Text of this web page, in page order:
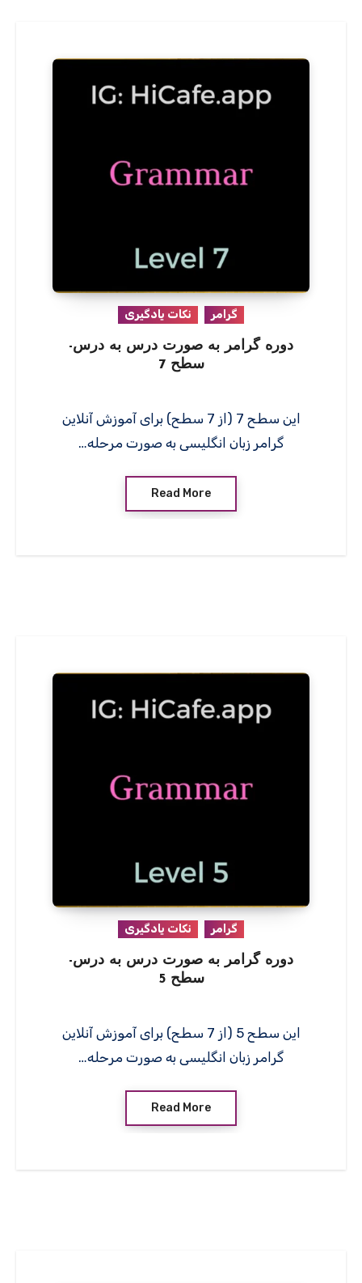
گرامر نکات یادگیری
دوره گرامر به صورت درس به درس-
سطح 7
این سطح 7 (از 7 سطح) برای آموزش آنلاین
گرامر زبان انگلیسی به صورت مرحله…
Read More
گرامر نکات یادگیری
دوره گرامر به صورت درس به درس-
سطح 5
این سطح 5 (از 7 سطح) برای آموزش آنلاین
گرامر زبان انگلیسی به صورت مرحله…
Read More